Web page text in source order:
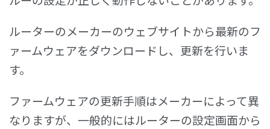
ルーターのメーカーのウェブサイトから最新のフ
ァームウェアをダウンロードし、更新を行いま
す。
ファームウェアの更新手順はメーカーによって異
なりますが、一般的にはルーターの設定画面から